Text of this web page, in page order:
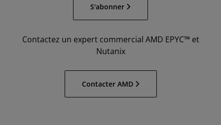
S'abonner
Contactez un expert commercial AMD EPYC™ et
Nutanix
Contacter AMD